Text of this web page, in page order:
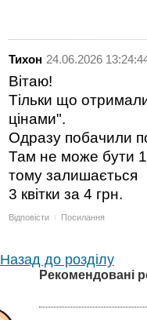
Тихон 24.06.2026
Вітаю!
Тільки що
цінами".
Одразу побачили
Там не може бути 1
тому залишається
3 квітки за 4 грн.
Відповісти Посилання
Назад до розділу
Рекомендовані